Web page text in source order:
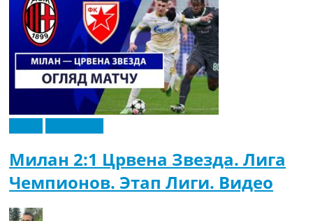
Милан 2:1 Црвена Звезда. Лига
Чемпионов. Этап Лиги. Видео